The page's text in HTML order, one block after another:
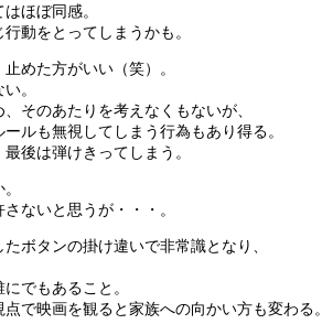
ほぼ同感。
動をとってしまうかも。
めた方がいい（笑）。
。
そのあたりを考えなくもないが、
ルも無視してしまう行為もあり得る。
後は弾けきってしまう。
ないと思うが・・・。
ボタンの掛け違いで非常識となり、
でもあること。
で映画を観ると家族への向かい方も変わる。